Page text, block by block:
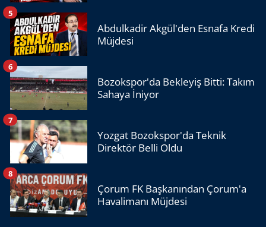
Abdulkadir Akgül'den Esnafa Kredi
Müjdesi
5
Bozokspor'da Bekleyiş Bitti: Takım
Sahaya İniyor
6
Yozgat Bozokspor'da Teknik
Direktör Belli Oldu
7
Çorum FK Başkanından Çorum'a
Havalimanı Müjdesi
8